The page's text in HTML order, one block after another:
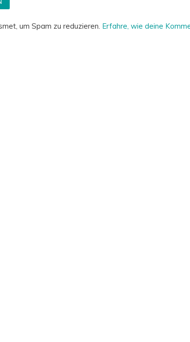
um Spam zu reduzieren. Erfahre, wie deine